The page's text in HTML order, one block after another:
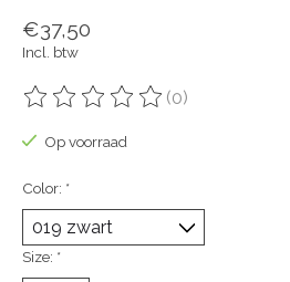
€37,50
Incl. btw
De beoordeling van dit product is
(0)
Op voorraad
Color: *
Size: *